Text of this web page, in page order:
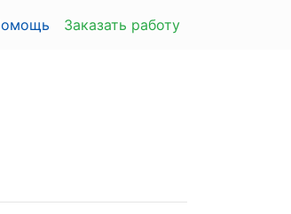
Заказать работу